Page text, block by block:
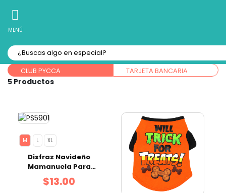
MENÚ
Forma de pago:
CLUB PYCCA TARJETA BANCARIA
5
M L XL
Disfraz Navideño
Mamanuela Para
Mascotas M
$13.00